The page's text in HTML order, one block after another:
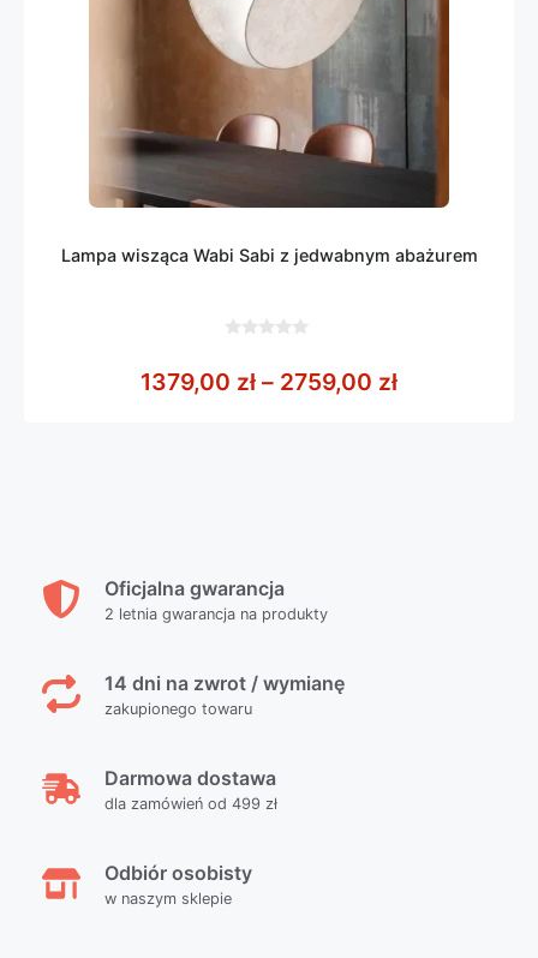
Lampa wisząca Wabi Sabi z jedwabnym abażurem
5
1379,00 zł – 2759,00 złZakres cen:
Oficjalna gwarancja
2 letnia gwarancja na produkty
14 dni na zwrot / wymianę
zakupionego towaru
Darmowa dostawa
dla zamówień od 499 zł
Odbiór osobisty
w naszym sklepie